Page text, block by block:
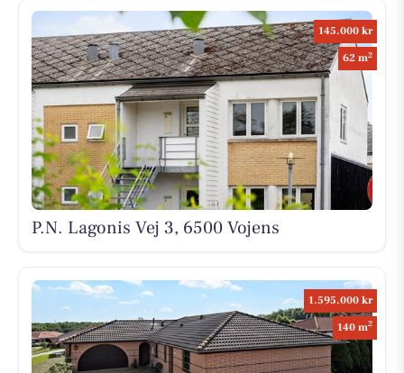
145.000 kr
62 m2
P.N. Lagonis Vej 3, 6500 Vojens
1.595.000 kr
140 m2